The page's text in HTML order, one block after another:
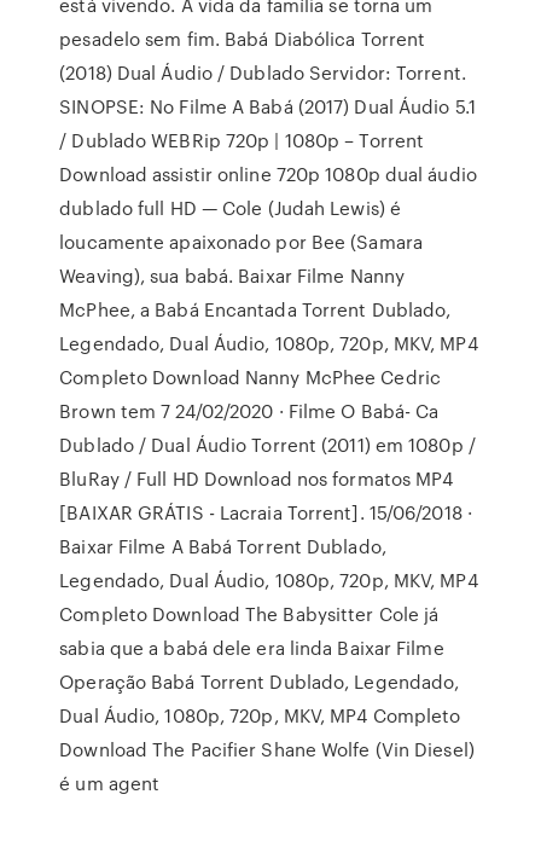
pesadelo sem fim. Babá Diabólica Torrent
(2018) Dual Áudio / Dublado Servidor: Torrent.
SINOPSE: No Filme A Babá (2017) Dual Áudio 5.1
/ Dublado WEBRip 720p | 1080p – Torrent
Download assistir online 720p 1080p dual áudio
dublado full HD — Cole (Judah Lewis) é
loucamente apaixonado por Bee (Samara
Weaving), sua babá. Baixar Filme Nanny
McPhee, a Babá Encantada Torrent Dublado,
Legendado, Dual Áudio, 1080p, 720p, MKV, MP4
Completo Download Nanny McPhee Cedric
Brown tem 7 24/02/2020 · Filme O Babá- Ca
Dublado / Dual Áudio Torrent (2011) em 1080p /
BluRay / Full HD Download nos formatos MP4
[BAIXAR GRÁTIS - Lacraia Torrent]. 15/06/2018 ·
Baixar Filme A Babá Torrent Dublado,
Legendado, Dual Áudio, 1080p, 720p, MKV, MP4
Completo Download The Babysitter Cole já
sabia que a babá dele era linda Baixar Filme
Operação Babá Torrent Dublado, Legendado,
Dual Áudio, 1080p, 720p, MKV, MP4 Completo
Download The Pacifier Shane Wolfe (Vin Diesel)
é um agent